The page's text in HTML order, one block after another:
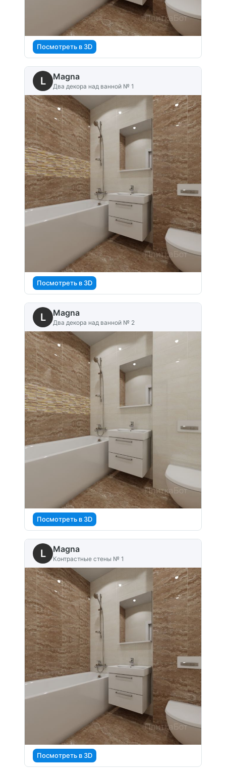
Посмотреть в 3D
L Magna
Два декора над ванной № 1
Посмотреть в 3D
L Magna
Два декора над ванной № 2
Посмотреть в 3D
L Magna
Контрастные стены № 1
Посмотреть в 3D